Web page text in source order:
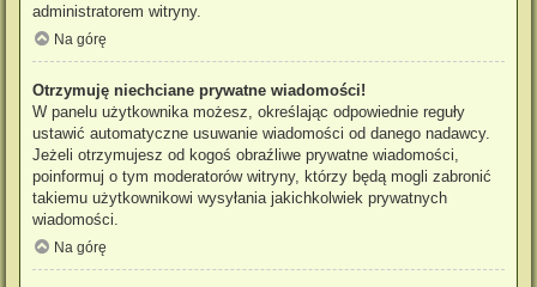
administratorem witryny.
Na górę
Otrzymuję niechciane prywatne wiadomości!
W panelu użytkownika możesz, określając odpowiednie reguły
ustawić automatyczne usuwanie wiadomości od danego nadawcy.
Jeżeli otrzymujesz od kogoś obraźliwe prywatne wiadomości,
poinformuj o tym moderatorów witryny, którzy będą mogli zabronić
takiemu użytkownikowi wysyłania jakichkolwiek prywatnych
wiadomości.
Na górę